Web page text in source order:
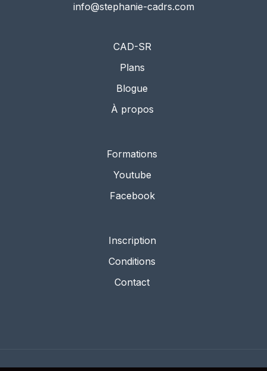
info@stephanie-cadrs.com
CAD-SR
Plans
Blogue
À propos
Formations
Youtube
Facebook
Inscription
Conditions
Contact